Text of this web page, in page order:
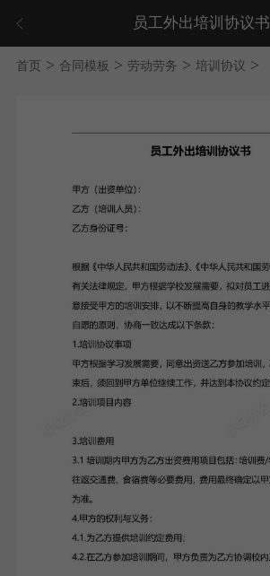
员工外出培训协议书
首页 > 合同模板 > 劳动劳务 > 培训协议 >